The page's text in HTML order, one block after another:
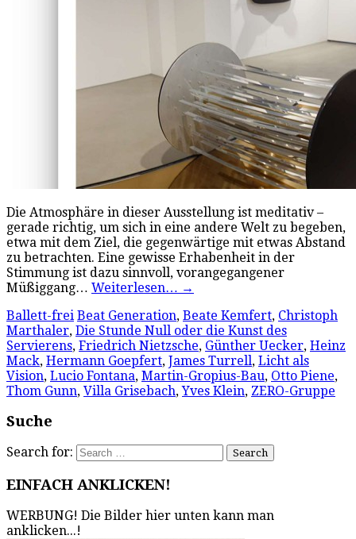
Die Atmosphäre in dieser Ausstellung ist meditativ –
gerade richtig, um sich in eine andere Welt zu begeben,
etwa mit dem Ziel, die gegenwärtige mit etwas Abstand
zu betrachten. Eine gewisse Erhabenheit in der
Stimmung ist dazu sinnvoll, vorangegangener
Müßiggang… Weiterlesen… →
Ballett-frei Beat Generation, Beate Kemfert, Christoph
Marthaler, Die Stunde Null oder die Kunst des
Servierens, Friedrich Nietzsche, Günther Uecker, Heinz
Mack, Hermann Goepfert, James Turrell, Licht als
Vision, Lucio Fontana, Martin-Gropius-Bau, Otto Piene,
Thom Gunn, Villa Grisebach,Yves Klein, ZERO-Gruppe
Suche
Search for:
EINFACH ANKLICKEN!
WERBUNG! Die Bilder hier unten kann man
anklicken...!